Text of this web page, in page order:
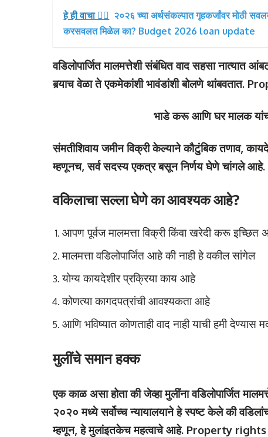
हे ही वाचा 👉🏻 २०२६ च्या अर्थसंकल्पात गृहकर्जांवर मोठी
करसवलत मिळेल का? Budget 2026 loan update
वडिलोपार्जित मालमत्तेशी संबंधित वाद सहसा नात्यात
बर्‍याच वेळा ते एकमेकांशी भावंडांशी बोलणे थांबवतात.
भाडे करू आणि घर मालक यांच्या
संमतीशिवाय जमीन विक्री केल्याने कौटुंबिक तणाव,
म्हणूनच, सर्व सदस्य एकत्र बसून निर्णय घेणे चांगले आहे.
वकिलाचा सल्ला घेणे का आवश्यक आहे?
आपण पूर्वज मालमत्ता विक्री किंवा खरेदी करू इच्छित
मालमत्ता वडिलोपार्जित आहे की नाही हे वकील सांगेल
योग्य कायदेशीर प्रक्रिया काय आहे
कोणत्या कागदपत्रांची आवश्यकता आहे
आणि भविष्यात कोणताही वाद नाही याची हमी देण्यास
मुलींचे समान हक्क
एक काळ असा होता की जेव्हा मुलींना वडिलोपार्जित
२०२० मध्ये सर्वोच्च न्यायालयाने हे स्पष्ट केले की
म्हणून, हे मुलांइतकेच महत्वाचे आहे. Property rights